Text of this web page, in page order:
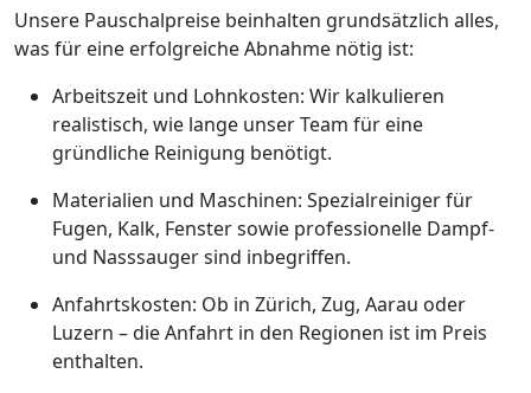
Unsere Pauschalpreise beinhalten grundsätzlich alles,
was für eine erfolgreiche Abnahme nötig ist:
Arbeitszeit und Lohnkosten: Wir kalkulieren
realistisch, wie lange unser Team für eine
gründliche Reinigung benötigt.
Materialien und Maschinen: Spezialreiniger für
Fugen, Kalk, Fenster sowie professionelle Dampf-
und Nasssauger sind inbegriffen.
Anfahrtskosten: Ob in Zürich, Zug, Aarau oder
Luzern – die Anfahrt in den Regionen ist im Preis
enthalten.